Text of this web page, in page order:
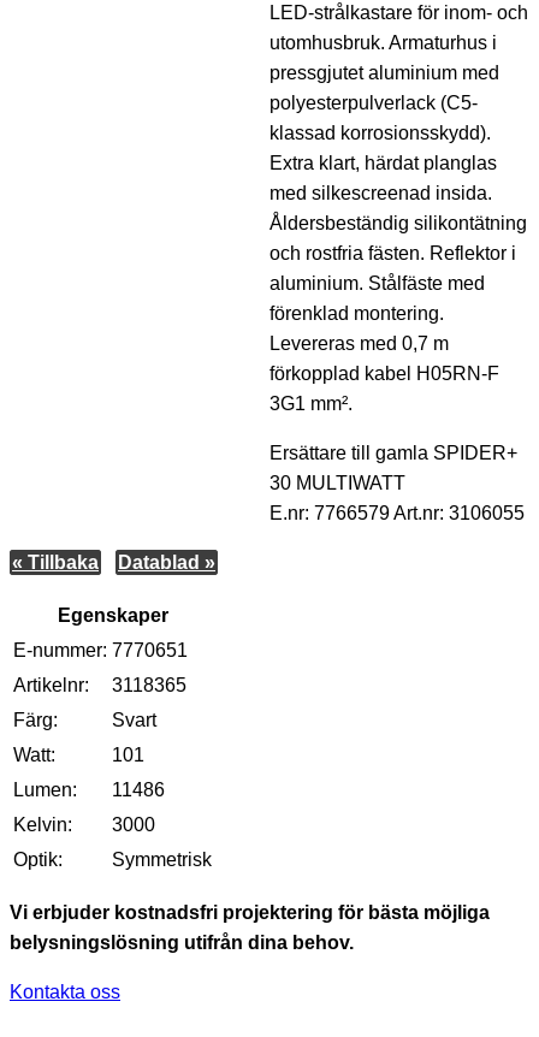
LED-strålkastare för inom- och
utomhusbruk. Armaturhus i
pressgjutet aluminium med
polyesterpulverlack (C5-
klassad korrosionsskydd).
Extra klart, härdat planglas
med silkescreenad insida.
Åldersbeständig silikontätning
och rostfria fästen. Reflektor i
aluminium. Stålfäste med
förenklad montering.
Levereras med 0,7 m
förkopplad kabel H05RN-F
3G1 mm².
Ersättare till gamla SPIDER+
30 MULTIWATT
E.nr: 7766579 Art.nr: 3106055
« Tillbaka Datablad »
Egenskaper
E-nummer: 7770651
Artikelnr:
3118365
Färg:
Svart
Watt:
101
Lumen:
11486
Kelvin:
3000
Optik:
Symmetrisk
Vi erbjuder kostnadsfri projektering för bästa möjliga
belysningslösning utifrån dina behov.
Kontakta oss